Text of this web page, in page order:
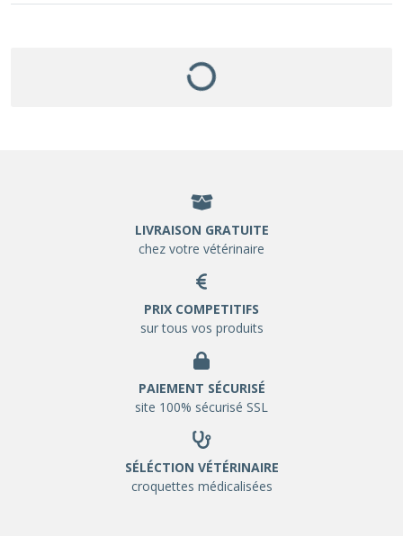
LIVRAISON GRATUITE
chez votre vétérinaire
PRIX COMPETITIFS
sur tous vos produits
PAIEMENT SÉCURISÉ
site 100% sécurisé SSL
SÉLÉCTION VÉTÉRINAIRE
croquettes médicalisées